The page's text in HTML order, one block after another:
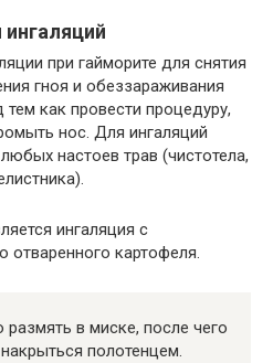
при гайморите для снятия
гноя и обеззараживания
как провести процедуру,
нос. Для ингаляций
настоев трав (чистотела,
ингаляция с
отваренного картофеля.
в миске, после чего
полотенцем.